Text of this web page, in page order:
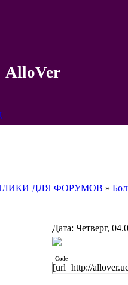
AlloVer
ДЛЯ ФОРУМОВ »
Дата: Четверг,
Code
[url=http://